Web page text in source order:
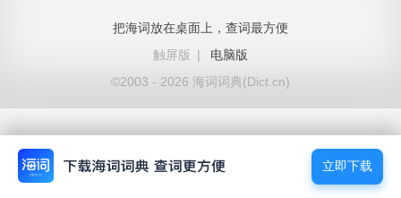
把海词放在桌面上，查词最方便
触屏版
|
电脑版
©2003 - 2026 海词词典(Dict.cn)
立即下载
立即下载